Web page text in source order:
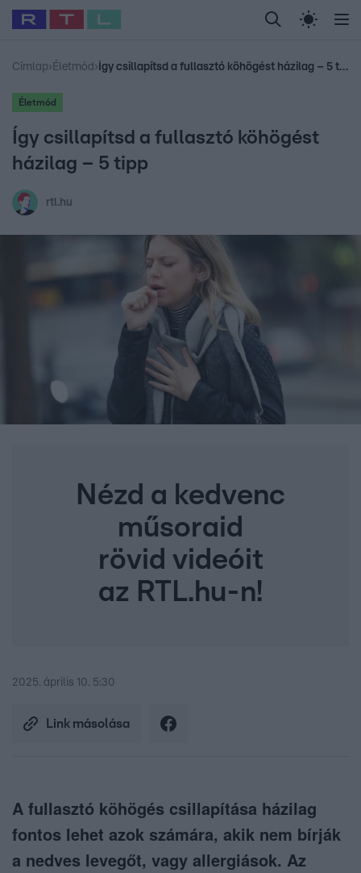
Legfrissebb RTL Híradó Randi Celeb vagyok,
Babits Marcella Most Wanted Gallusz
Címlap› Életmód › Így csillapítsd a fullasztó köhögést házilag – 5 tipp
Életmód
Így csillapítsd a fullasztó köhögést
házilag – 5 tipp
rtl.hu
Nézd a kedvenc
műsoraid
rövid videóit
az RTL.hu-n!
2025. április 10. 5:30
Link másolása
A fullasztó köhögés csillapítása házilag
fontos lehet azok számára, akik nem bírják
a nedves levegőt, vagy allergiások. Az